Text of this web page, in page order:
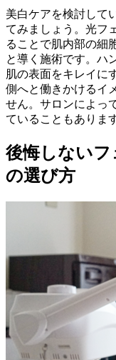
美白ケアを検討して
てみましょう。光フ
ることで肌内部の細
と導く施術です。ハ
肌の表面をキレイに
側へと働きかけるイ
せん。サロンによっ
ていることもありま
後悔しない
の選び方